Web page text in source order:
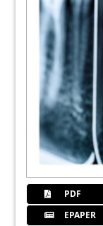
Redaktion
5.
mit
Andreas
30Richtig
Dr.
Ein neuer
PDF
EPAPER